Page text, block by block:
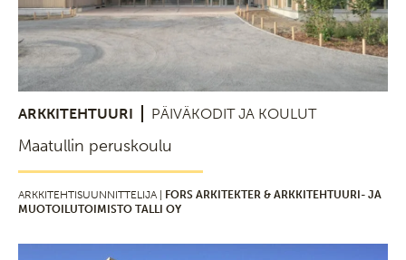
ARKKITEHTUURI PÄIVÄKODIT JA KOULUT
Maatullin peruskoulu
ARKKITEHTISUUNNITTELIJA |
FORS ARKITEKTER & ARKKITEHTUURI- JA
MUOTOILUTOIMISTO TALLI OY